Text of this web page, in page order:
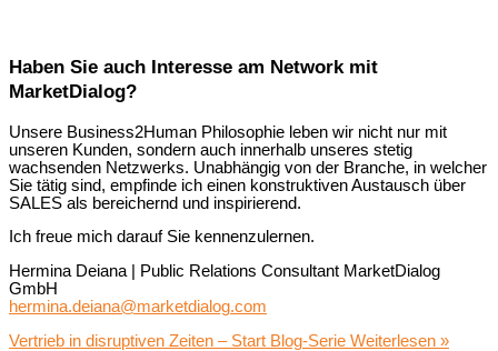
Haben Sie auch Interesse am Network mit
MarketDialog?
Unsere Business2Human Philosophie leben wir nicht nur mit
unseren Kunden, sondern auch innerhalb unseres stetig
wachsenden Netzwerks. Unabhängig von der Branche, in welcher
Sie tätig sind, empfinde ich einen konstruktiven Austausch über
SALES als bereichernd und inspirierend.
Ich freue mich darauf Sie kennenzulernen.
Hermina Deiana | Public Relations Consultant MarketDialog
GmbH
hermina.deiana@marketdialog.com
Vertrieb in disruptiven Zeiten – Start Blog-Serie Weiterlesen »